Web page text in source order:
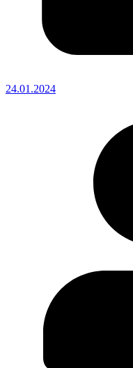
24.01.2024